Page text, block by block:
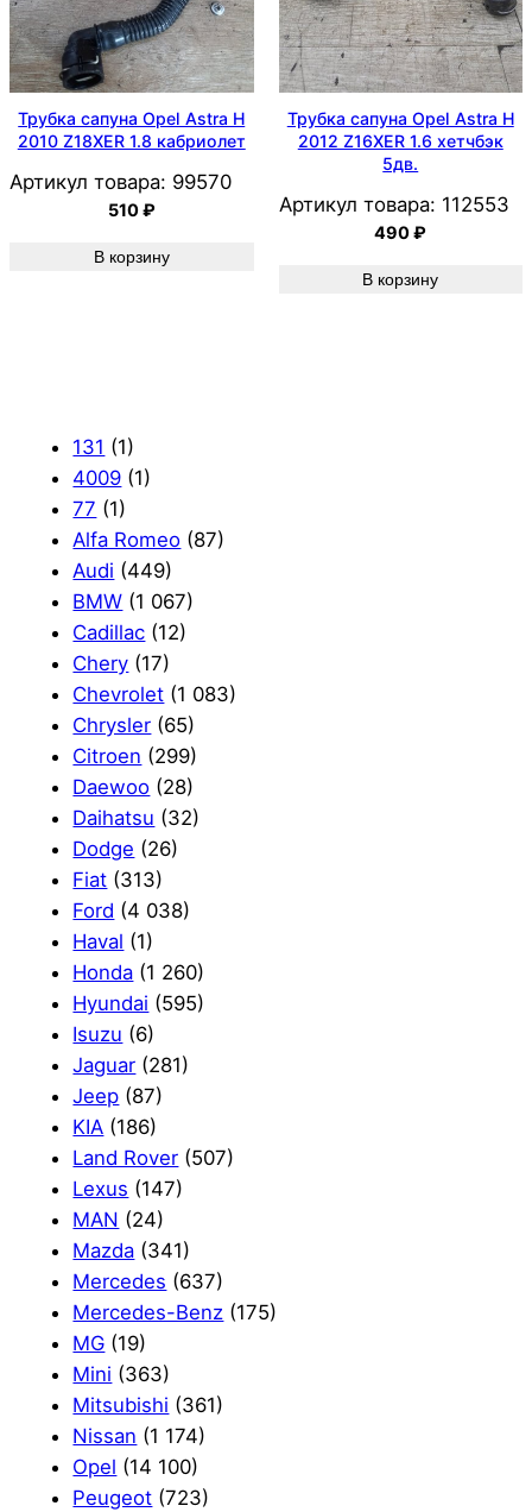
Трубка сапуна Opel Astra H
2010 Z18XER 1.8 кабриолет
Артикул товара: 99570
510₽
В корзину
Трубка сапуна Opel Astra H
2012 Z16XER 1.6 хетчбэк
5дв.
Артикул товара: 112553
490₽
В корзину
131 (1)
4009 (1)
77 (1)
Alfa Romeo (87)
Audi (449)
BMW (1 067)
Cadillac (12)
Chery (17)
Chevrolet (1 083)
Chrysler (65)
Citroen (299)
Daewoo (28)
Daihatsu (32)
Dodge (26)
Fiat (313)
Ford (4 038)
Haval (1)
Honda (1 260)
Hyundai (595)
Isuzu (6)
Jaguar (281)
Jeep (87)
KIA (186)
Land Rover (507)
Lexus (147)
MAN (24)
Mazda (341)
Mercedes (637)
Mercedes-Benz (175)
MG (19)
Mini (363)
Mitsubishi (361)
Nissan (1 174)
Opel (14 100)
Peugeot (723)